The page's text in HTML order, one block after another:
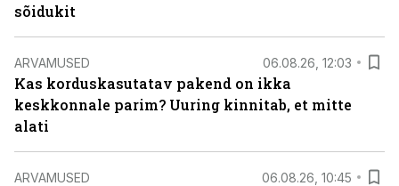
sõidukit
ARVAMUSED 06.08.26, 12:03
Kas korduskasutatav pakend on ikka
keskkonnale parim? Uuring kinnitab, et mitte
alati
ARVAMUSED 06.08.26, 10:45